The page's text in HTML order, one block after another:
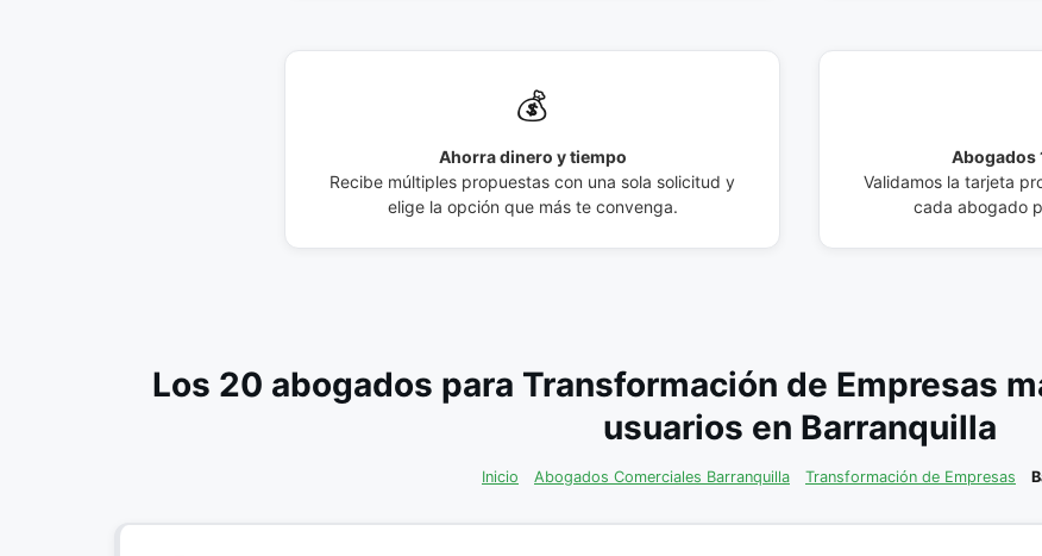
💰
Ahorra dinero y tiempo
Recibe múltiples propuestas con una sola solicitud y
elige la opción que más te convenga.
Abogados
Validamos la tarjeta
cada abogado
Los 20 abogados para Transformación de Empresas
usuarios en Barranquilla
Inicio Abogados Comerciales Barranquilla Transformación de Empresas